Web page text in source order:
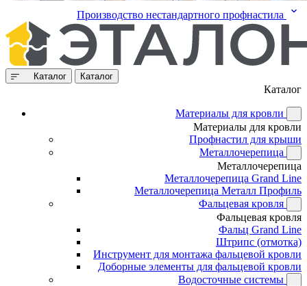
Производство нестандартного профнастила
Каталог Каталог
Каталог
Материалы для кровли
Материалы для кровли
Профнастил для крыши
Металлочерепица
Металлочерепица
Металлочерепица Grand Line
Металлочерепица Металл Профиль
Фальцевая кровля
Фальцевая кровля
Фальц Grand Line
Штрипс (отмотка)
Инструмент для монтажа фальцевой кровли
Доборные элементы для фальцевой кровли
Водосточные системы